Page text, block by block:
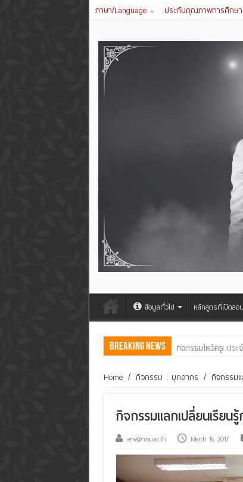
ภาษา/Language ประกันคุณภาพการศึกษา
ข้อมูลทั่วไป หลักสูตรที่เปิดสอน
Breaking News คณะสิ่งแวดล้อมฯ ม
Home / กิจกรรม : บุคลากร / กิจกรรม
กิจกรรมแลกเปลี่ยนเรียน
env@msu.ac.th March 16, 2017